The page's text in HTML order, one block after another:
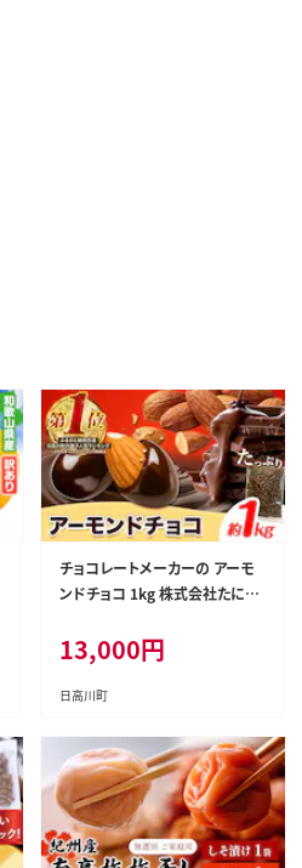
チョコレートメーカーの アーモ
ンドチョコ 1kg 株式会社たにぐ
除く)》和歌山県 日高川町 スイー
ツ デザート お菓子 おやつ チョ
コ アーモンド 送料無料 アーモ
d_24_13000_1kg---
13,000円
日高川町